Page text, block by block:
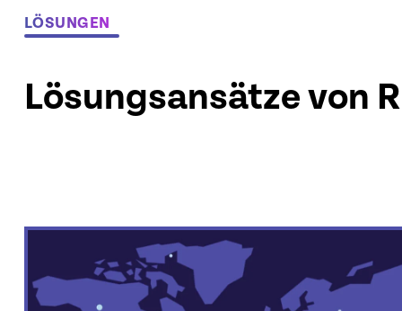
LÖSUNGEN
Lösungsansätze von